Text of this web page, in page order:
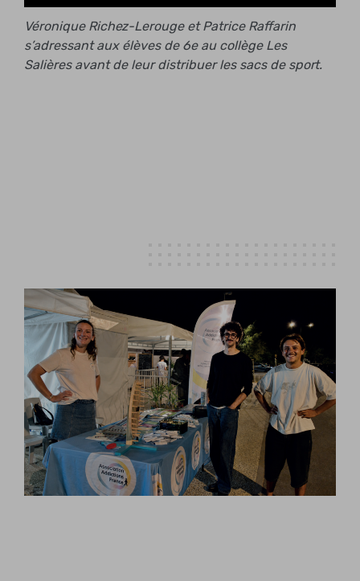
Véronique Richez-Lerouge et Patrice Raffarin
s’adressant aux élèves de 6e au collège Les
Salières avant de leur distribuer les sacs de sport.